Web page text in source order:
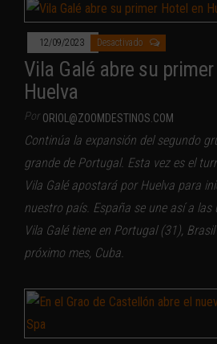
12/09/2023 Desactivado
Vila Galé abre su
Huelva
Por ORIOL@ZOOMDESTINOS.COM
Continúa la expansión del segundo
grande de Portugal. Esta vez es el
Vila Galé apostará por Huelva para
nuestro país. España se une así a las
Vila Galé tiene en Portugal (31),
próximo mes, Cuba.